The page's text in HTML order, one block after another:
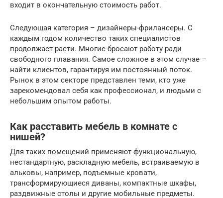
входит в окончательную стоимость работ.
Следующая категория – дизайнеры-фрилансеры. С
каждым годом количество таких специалистов
продолжает расти. Многие бросают работу ради
свободного плавания. Самое сложное в этом случае –
найти клиентов, гарантируя им постоянный поток.
Рынок в этом секторе представлен теми, кто уже
зарекомендовал себя как профессионал, и людьми с
небольшим опытом работы.
Как расставить мебель в комнате с
нишей?
Для таких помещений применяют функциональную,
нестандартную, раскладную мебель, встраиваемую в
альковы, например, подъемные кровати,
трансформирующиеся диваны, компактные шкафы,
раздвижные столы и другие мобильные предметы.